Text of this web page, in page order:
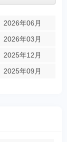
2026年06月
2026年03月
2025年12月
2025年09月